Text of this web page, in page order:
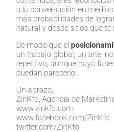
a la conversación en
más probabilidades de
natural y desde sitios que te
De modo que el
un trabajo global, un arte,
repetitivo, aunque haya
puedan parecerlo.
Un abrazo,
ZinKfo, Agencia de
www.zinkfo.com
www.facebook.com/ZinKfo
twitter.com/ZinKfo